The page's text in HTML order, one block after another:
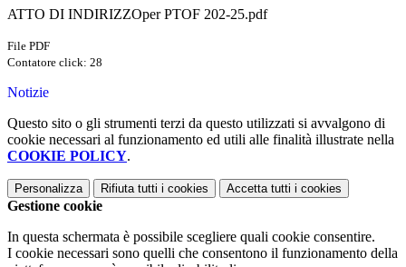
ATTO DI INDIRIZZOper PTOF 202-25.pdf
File PDF
Contatore click: 28
Notizie
Questo sito o gli strumenti terzi da questo utilizzati si avvalgono di
cookie necessari al funzionamento ed utili alle finalità illustrate nella
COOKIE POLICY.
Personalizza Rifiuta tutti i cookies Accetta tutti i cookies
Gestione cookie
In questa schermata è possibile scegliere quali cookie consentire.
I cookie necessari sono quelli che consentono il funzionamento della